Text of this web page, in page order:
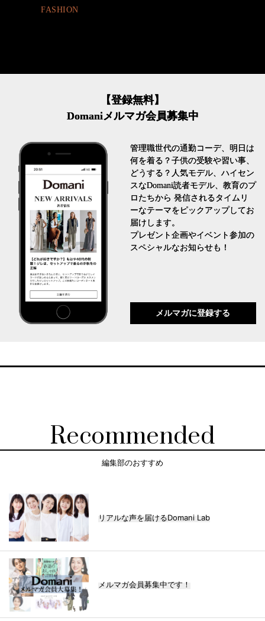
【登録無料】
Domaniメルマガ会員募集中
管理職世代の通勤コーデ、明日は
何を着る？子供の受験や習い事、
どうする？人気モデル、ハイセン
スなDomani読者モデル、教育のプ
ロたちから 発信されるタイムリ
ーなテーマをピックアップしてお
届けします。
プレゼント企画やイベント参加の
スペシャルなお知らせも！
メルマガに登録する
Recommended
編集部のおすすめ
リアルな声を届けるDomani Lab
メルマガ会員募集中です！